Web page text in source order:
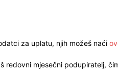
za uplatu, njih možeš naći
redovni mjesečni podupiratelj,